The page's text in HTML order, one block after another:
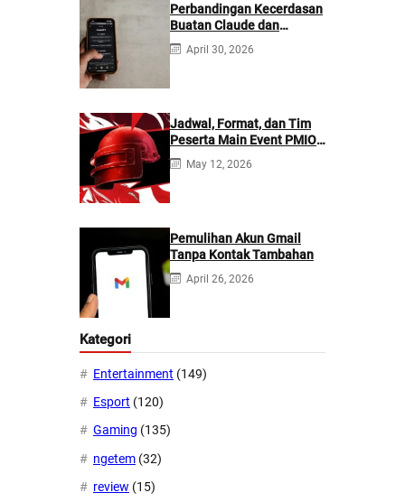
Perbandingan Kecerdasan
Buatan Claude dan
ChatGPT: Mana yang
Lebih Baik?
April 30, 2026
Jadwal, Format, dan Tim
Peserta Main Event PMIO
2026
May 12, 2026
Pemulihan Akun Gmail
Tanpa Kontak Tambahan
April 26, 2026
Kategori
Entertainment (149)
Esport (120)
Gaming (135)
ngetem (32)
review (15)